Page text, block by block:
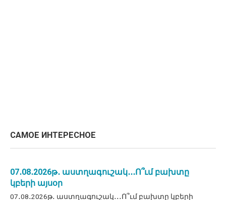
САМОЕ ИНТЕРЕСНОЕ
07․08․2026թ․ աստղագուշակ․․․Ո՞ւմ բախտը
կբերի այսօր
07․08․2026թ․ աստղագուշակ․․․Ո՞ւմ բախտը կբերի